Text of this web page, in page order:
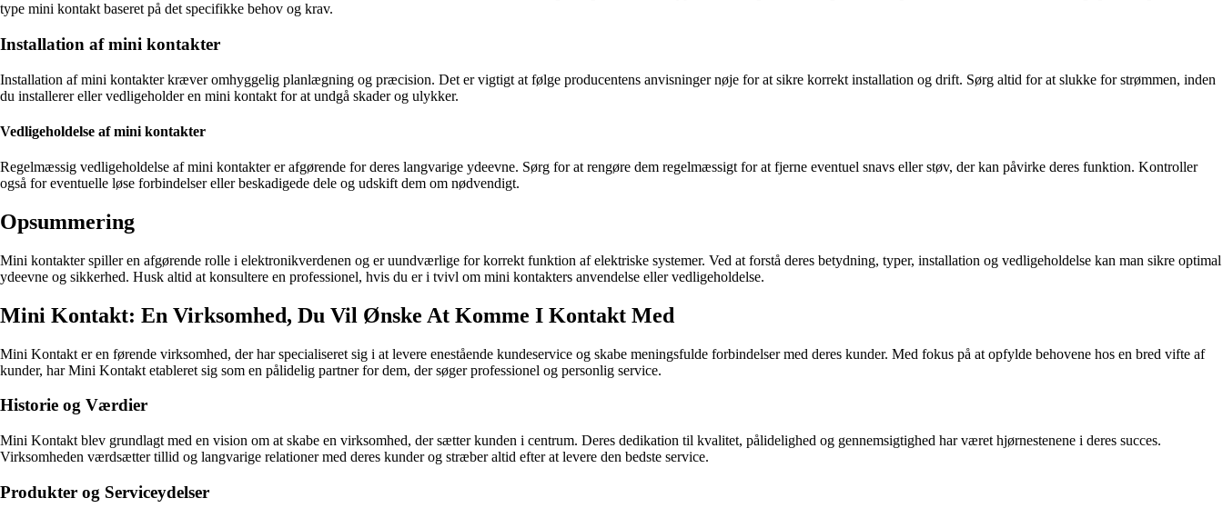
type mini kontakt baseret på det specifikke behov og krav.
Installation af mini kontakter
Installation af mini kontakter kræver omhyggelig planlægning og præcision. Det er vigtigt at følge producentens anvisninger nøje for at sikre korrekt installation og drift. Sørg altid for at slukke for strømmen, inden
du installerer eller vedligeholder en mini kontakt for at undgå skader og ulykker.
Vedligeholdelse af mini kontakter
Regelmæssig vedligeholdelse af mini kontakter er afgørende for deres langvarige ydeevne. Sørg for at rengøre dem regelmæssigt for at fjerne eventuel snavs eller støv, der kan påvirke deres funktion. Kontroller
også for eventuelle løse forbindelser eller beskadigede dele og udskift dem om nødvendigt.
Opsummering
Mini kontakter spiller en afgørende rolle i elektronikverdenen og er uundværlige for korrekt funktion af elektriske systemer. Ved at forstå deres betydning, typer, installation og vedligeholdelse kan man sikre optimal
ydeevne og sikkerhed. Husk altid at konsultere en professionel, hvis du er i tvivl om mini kontakters anvendelse eller vedligeholdelse.
Mini Kontakt: En Virksomhed, Du Vil Ønske At Komme I Kontakt Med
Mini Kontakt er en førende virksomhed, der har specialiseret sig i at levere enestående kundeservice og skabe meningsfulde forbindelser med deres kunder. Med fokus på at opfylde behovene hos en bred vifte af
kunder, har Mini Kontakt etableret sig som en pålidelig partner for dem, der søger professionel og personlig service.
Historie og Værdier
Mini Kontakt blev grundlagt med en vision om at skabe en virksomhed, der sætter kunden i centrum. Deres dedikation til kvalitet, pålidelighed og gennemsigtighed har været hjørnestenene i deres succes.
Virksomheden værdsætter tillid og langvarige relationer med deres kunder og stræber altid efter at levere den bedste service.
Produkter og Serviceydelser